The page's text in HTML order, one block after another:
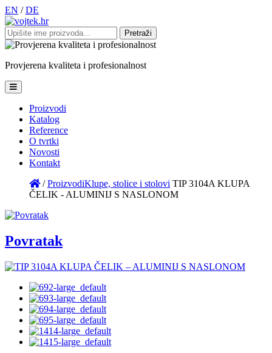
EN / DE
Pretraži:
Provjerena kvaliteta i profesionalnost
Proizvodi
Katalog
Reference
O tvrtki
Novosti
Kontakt
/ProizvodiKlupe, stolice i stolovi TIP 3104A KLUPA
ČELIK - ALUMINIJ S NASLONOM
Povratak